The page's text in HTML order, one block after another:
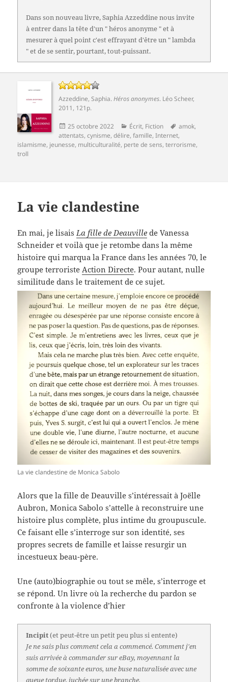
Dans son nouveau livre, Saphia Azzeddine nous invite
à entrer dans la tête d'un " héros anonyme " et à
mesurer à quel point c'est effrayant d'être un " lambda
" et de se sentir, pourtant, tout-puissant.
Azzeddine, Saphia.Héros anonymes. Léo Scheer,
2011, 121p.
Publié
le
25 octobre 2022 Catégories
Écrit, Fiction
Mots-
clés
amok,
attentats, cynisme, délire, famille, Internet,
islamisme, jeunesse, multiculturalité, perte de sens,terrorisme,
troll
La vie clandestine
En mai, je lisaisLa fille de Deauville de Vanessa
Schneider et voilà que je retombe dans la même
histoire qui marqua la France dans les années 70, le
groupe terroristeAction Directe. Pour autant, nulle
similitude dans le traitement de ce sujet.
La vie clandestine de Monica Sabolo
Alors que la fille de Deauville s’intéressait à Joëlle
Aubron, Monica Sabolo s’attelle à reconstruire une
histoire plus complète, plus intime du groupuscule.
Ce faisant elle s’interroge sur son identité, ses
propres secrets de famille et laisse resurgir un
incestueux beau-père.
Une (auto)biographie ou tout se mêle, s’interroge et
se répond. Un livre où la recherche du pardon se
confronte à la violence d’hier
Incipit(et peut-être un petit peu plus si entente)
Je ne sais plus comment cela a commencé. Comment j'en
suis arrivée à commander sur eBay, moyennant la
somme de soixante euros, une buse naturalisée avec une